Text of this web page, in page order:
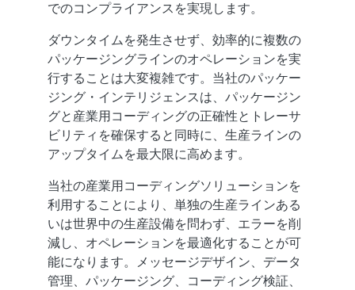
でのコンプライアンスを実現します。
ダウンタイムを発生させず、効率的に複数の
パッケージングラインのオペレーションを実
行することは大変複雑です。当社のパッケー
ジング・インテリジェンスは、パッケージン
グと産業用コーディングの正確性とトレーサ
ビリティを確保すると同時に、生産ラインの
アップタイムを最大限に高めます。
当社の産業用コーディングソリューションを
利用することにより、単独の生産ラインある
いは世界中の生産設備を問わず、エラーを削
減し、オペレーションを最適化することが可
能になります。メッセージデザイン、データ
管理、パッケージング、コーディング検証、